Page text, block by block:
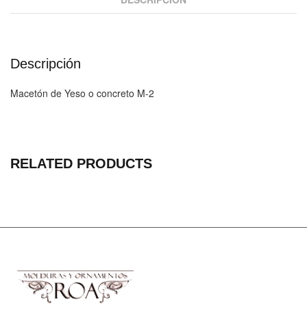
Descripción
Macetón de Yeso o concreto M-2
RELATED PRODUCTS